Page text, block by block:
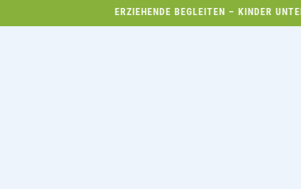
ERZIEHENDE BEGLEITEN – KINDER